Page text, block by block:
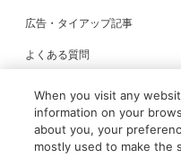
広告・タイアップ記事
よくある質問
When you visit any
information on your
about you, your
mostly used to make the